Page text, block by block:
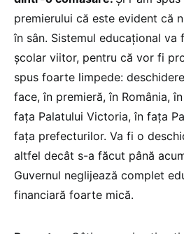
premierului că este evident că
în sân. Sistemul educațional va
școlar viitor, pentru că vor fi
spus foarte limpede:
face, în premieră, în România,
fața Palatului Victoria, în fața
fața prefecturilor. Va fi o
altfel decât s-a făcut până
Guvernul neglijează complet
financiară foarte mică.